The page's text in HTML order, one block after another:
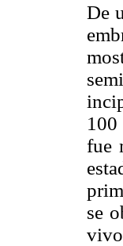
De
fue
se